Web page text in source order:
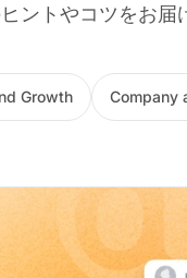
ントやコツをお届
Growth Company